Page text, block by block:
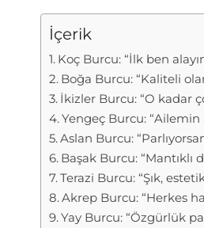
İçerik
Koç Burcu: “İlk ben
Boğa Burcu: “Kaliteli
İkizler Burcu: “O kadar
Yengeç Burcu:
Aslan Burcu:
Başak Burcu: “Mantıklı
Terazi Burcu: “Şık,
Akrep Burcu: “Herkes
Yay Burcu: “Özgürlük